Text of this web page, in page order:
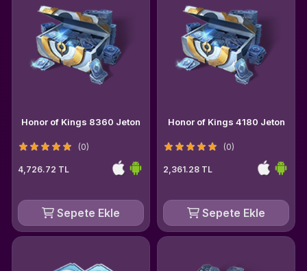
Honor of Kings 8360 Jeton
(0)
4,726.72 TL
Sepete Ekle
Honor of Kings 4180 Jeton
(0)
2,361.28 TL
Sepete Ekle